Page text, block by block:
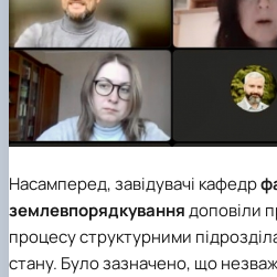
Насамперед, завідувачі кафедр
землевпорядкуваннядоповіли
процесу структурними
стану. Було зазначено, що